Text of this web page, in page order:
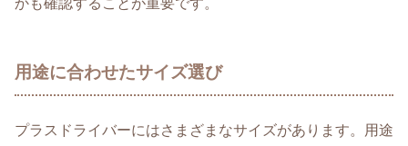
かも確認することが重要です。
用途に合わせたサイズ選び
プラスドライバーにはさまざまなサイズがあります。用途